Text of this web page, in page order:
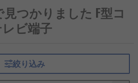
トとも呼ばれ、同軸コネク
セントです。衛星TV (TVア
信するのに最も一般的に使
ソケットに差し込むと、ア
つかりました F型コ
ビ端子
絞り込み